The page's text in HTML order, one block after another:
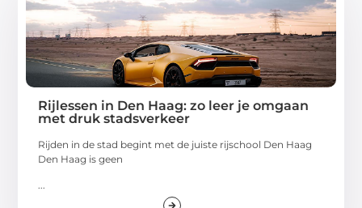
Rijlessen in Den Haag: zo leer je omgaan
met druk stadsverkeer
Rijden in de stad begint met de juiste rijschool Den Haag
Den Haag is geen
...